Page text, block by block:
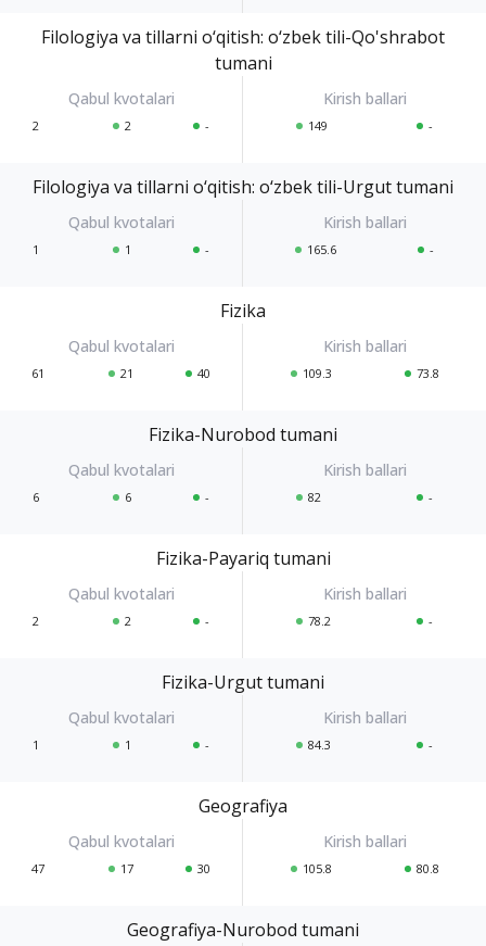
Filologiya va tillarni o‘qitish: o‘zbek tili-Qo'shrabot
tumani
2 2 - 149 -
Filologiya va tillarni o‘qitish: o‘zbek tili-Urgut tumani
1 1 - 165.6 -
Fizika
61 21 40 109.3 73.8
Fizika-Nurobod tumani
6 6 - 82 -
Fizika-Payariq tumani
2 2 - 78.2 -
Fizika-Urgut tumani
1 1 - 84.3 -
Geografiya
47 17 30 105.8 80.8
Geografiya-Nurobod tumani